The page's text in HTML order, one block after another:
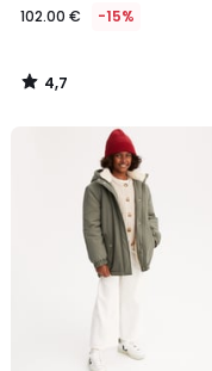
102.00 € -15%
4,7
/